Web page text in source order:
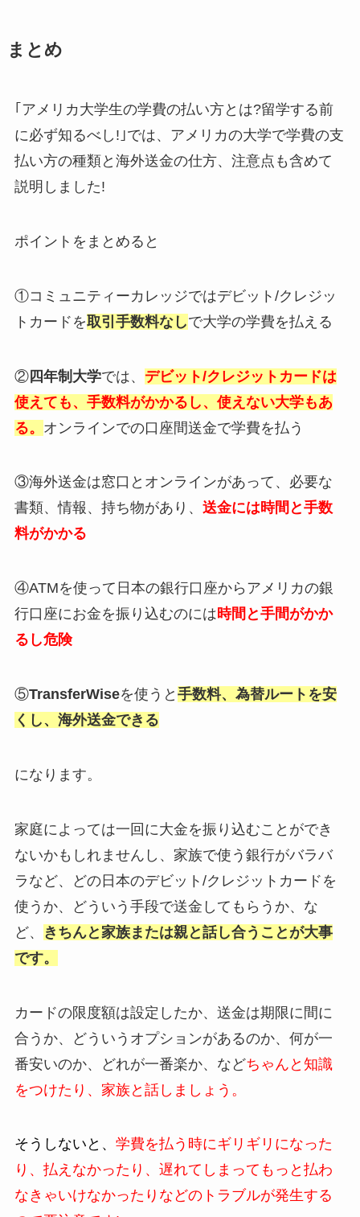
まとめ
｢アメリカ大学生の学費の払い方とは?留学する前
に必ず知るべし!｣では、アメリカの大学で学費の支
払い方の種類と海外送金の仕方、注意点も含めて
説明しました!
ポイントをまとめると
①コミュニティーカレッジではデビット/クレジッ
トカード を取引手数料なしで大学の学費を払える
②四年制大学では、 デビット/クレジットカードは
使えても、手数料がかかるし、使えない大学もあ
る。 オンラインでの口座間送金で学費を払う
③海外送金は窓口とオンラインがあって、必要な
書類、情報、持ち物があり、 送金には時間と手数
料がかかる
④ATMを使って日本の銀行口座からアメリカの銀
行口座にお金を振り込むのには時間と手間がかか
るし危険
⑤TransferWiseを使うと 手数料、為替ルートを安
くし、海外送金できる
になります。
家庭によっては一回に大金を振り込むことができ
ないかもしれませんし、家族で使う銀行がバラバ
ラなど、どの日本のデビット/クレジットカードを
使うか、どういう手段で送金してもらうか、な
ど、
きちんと家族または親と話し合うことが大事
です。
カードの限度額は設定したか、送金は期限に間に
合うか、どういうオプションがあるのか、何が一
番安いのか、どれが一番楽か、などちゃんと知識
をつけたり、家族と話しましょう。
そうしないと、 学費を払う時にギリギリになった
り、払えなかったり、遅れてしまってもっと払わ
なきゃいけなかったりなどのトラブルが発生する